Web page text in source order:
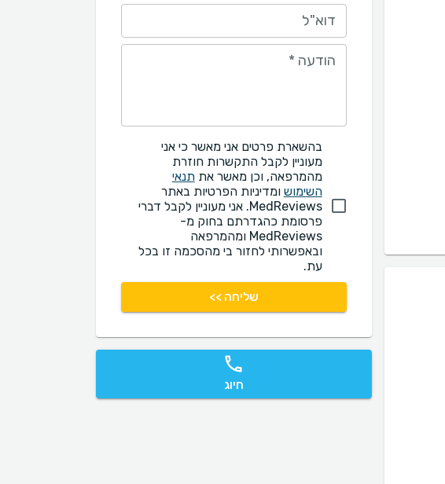
דוא"ל
הודעה *
בהשארת פרטים אני מאשר כי אני
מעוניין לקבל התקשרות חוזרת
מהמרפאה, וכן מאשר אתתנאי
השימוש ומדיניות הפרטיות באתר
MedReviews. אני מעוניין לקבל דברי
פרסומת כהגדרתם בחוק מ-
MedReviews ומהמרפאה
ובאפשרותי לחזור בי מהסכמה זו בכל
עת.
שליחה >>
חיוג